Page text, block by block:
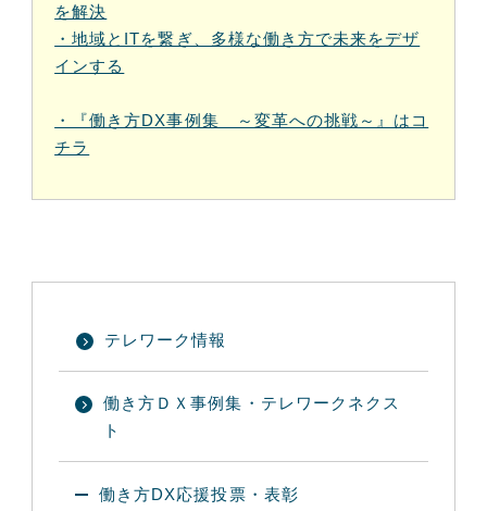
を解決
・地域とITを繋ぎ、多様な働き方で未来をデザ
インする
・『働き方DX事例集 ～変革への挑戦～』はコ
チラ
テレワーク情報
働き方ＤＸ事例集・テレワークネクス
ト
働き方DX応援投票・表彰